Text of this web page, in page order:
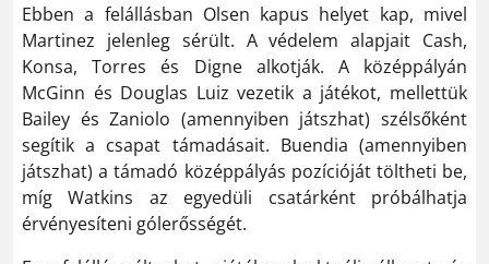
Ebben a felállásban Olsen kapus helyet kap, mivel
Martinez jelenleg sérült. A védelem alapjait Cash,
Konsa, Torres és Digne alkotják. A középpályán
McGinn és Douglas Luiz vezetik a játékot, mellettük
Bailey és Zaniolo (amennyiben játszhat) szélsőként
segítik a csapat támadásait. Buendia (amennyiben
játszhat) a támadó középpályás pozícióját töltheti be,
míg Watkins az egyedüli csatárként próbálhatja
érvényesíteni gólerősségét.